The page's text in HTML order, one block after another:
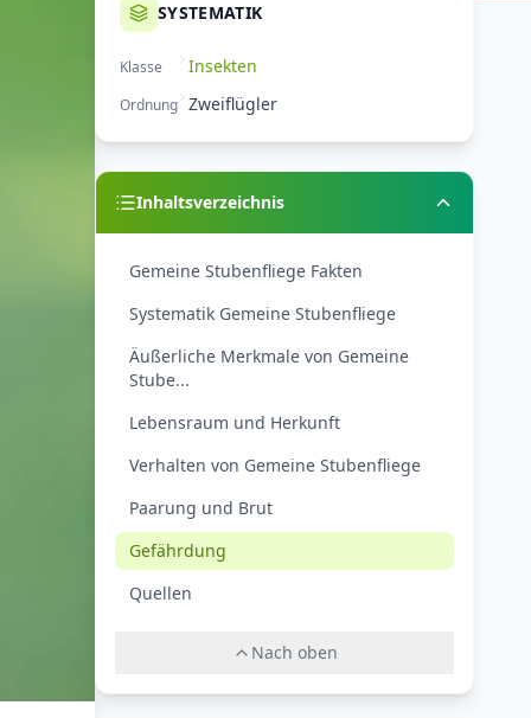
SYSTEMATIK
Klasse Insekten
Ordnung Zweiflügler
Inhaltsverzeichnis
Gemeine Stubenfliege Fakten
Systematik Gemeine Stubenfliege
Äußerliche Merkmale von Gemeine
Stube...
Lebensraum und Herkunft
Verhalten von Gemeine Stubenfliege
Paarung und Brut
Gefährdung
Quellen
Nach oben